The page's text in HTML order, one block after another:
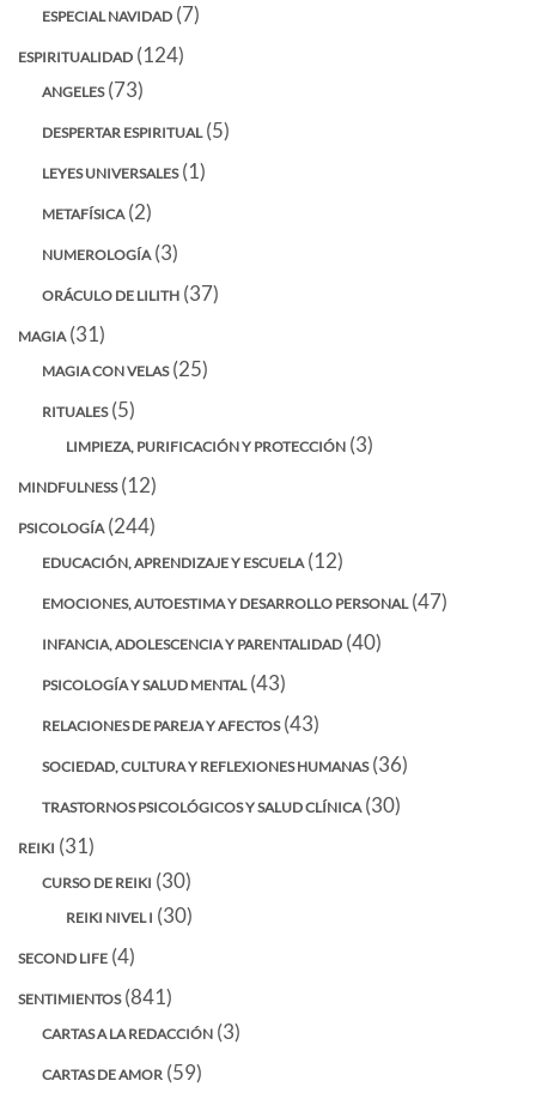
ESPECIAL NAVIDAD (7)
ESPIRITUALIDAD (124)
ANGELES(73)
DESPERTAR ESPIRITUAL(5)
LEYES UNIVERSALES(1)
METAFÍSICA (2)
NUMEROLOGÍA (3)
ORÁCULO DE LILITH (37)
MAGIA (31)
MAGIA CON VELAS(25)
RITUALES(5)
LIMPIEZA, PURIFICACIÓN Y PROTECCIÓN (3)
MINDFULNESS(12)
PSICOLOGÍA (244)
EDUCACIÓN, APRENDIZAJE Y ESCUELA (12)
EMOCIONES, AUTOESTIMA Y DESARROLLO PERSONAL(47)
INFANCIA, ADOLESCENCIA Y PARENTALIDAD (40)
PSICOLOGÍA Y SALUD MENTAL(43)
RELACIONES DE PAREJA Y AFECTOS(43)
SOCIEDAD, CULTURA Y REFLEXIONES HUMANAS(36)
TRASTORNOS PSICOLÓGICOS Y SALUD CLÍNICA (30)
REIKI (31)
CURSO DE REIKI (30)
REIKI NIVEL I (30)
SECOND LIFE (4)
SENTIMIENTOS(841)
CARTAS A LA REDACCIÓN (3)
CARTAS DE AMOR (59)